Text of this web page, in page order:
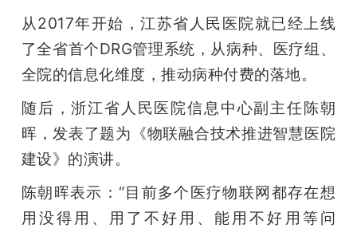
从2017年开始，江苏省人民医院就已经上线
了全省首个DRG管理系统，从病种、医疗组、
全院的信息化维度，推动病种付费的落地。
随后，浙江省人民医院信息中心副主任陈朝
晖，发表了题为《物联融合技术推进智慧医院
建设》的演讲。
陈朝晖表示：“目前多个医疗物联网都存在想
用没得用、用了不好用、能用不好用等问